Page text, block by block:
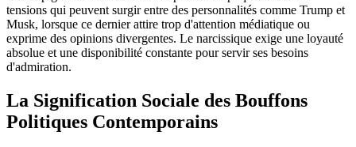
tensions qui peuvent surgir entre des personnalités comme Trump et
Musk, lorsque ce dernier attire trop d'attention médiatique ou
exprime des opinions divergentes. Le narcissique exige une loyauté
absolue et une disponibilité constante pour servir ses besoins
d'admiration.
La Signification Sociale des Bouffons
Politiques Contemporains